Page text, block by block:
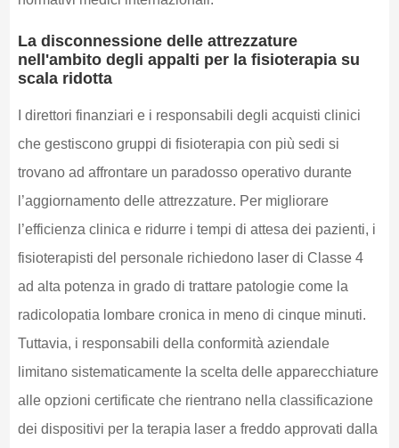
La disconnessione delle attrezzature
nell'ambito degli appalti per la fisioterapia su
scala ridotta
I direttori finanziari e i responsabili degli acquisti clinici
che gestiscono gruppi di fisioterapia con più sedi si
trovano ad affrontare un paradosso operativo durante
l’aggiornamento delle attrezzature. Per migliorare
l’efficienza clinica e ridurre i tempi di attesa dei pazienti, i
fisioterapisti del personale richiedono laser di Classe 4
ad alta potenza in grado di trattare patologie come la
radicolopatia lombare cronica in meno di cinque minuti.
Tuttavia, i responsabili della conformità aziendale
limitano sistematicamente la scelta delle apparecchiature
alle opzioni certificate che rientrano nella classificazione
dei dispositivi per la terapia laser a freddo approvati dalla